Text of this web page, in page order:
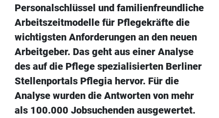
Personalschlüssel und familienfreundliche
Arbeitszeitmodelle für Pflegekräfte die
wichtigsten Anforderungen an den neuen
Arbeitgeber. Das geht aus einer Analyse
des auf die Pflege spezialisierten Berliner
Stellenportals Pflegia hervor. Für die
Analyse wurden die Antworten von mehr
als 100.000 Jobsuchenden ausgewertet.